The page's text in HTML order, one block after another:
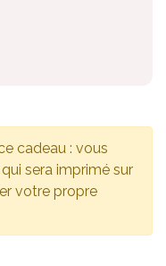
cadeau : vous
sera imprimé sur
votre propre